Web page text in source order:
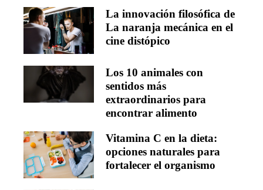
La innovación filosófica de
La naranja mecánica en el
cine distópico
Los 10 animales con
sentidos más
extraordinarios para
encontrar alimento
Vitamina C en la dieta:
opciones naturales para
fortalecer el organismo